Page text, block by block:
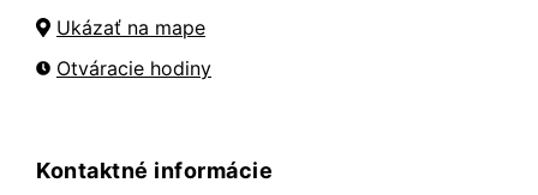
Ukázať na mape
Otváracie hodiny
Kontaktné informácie